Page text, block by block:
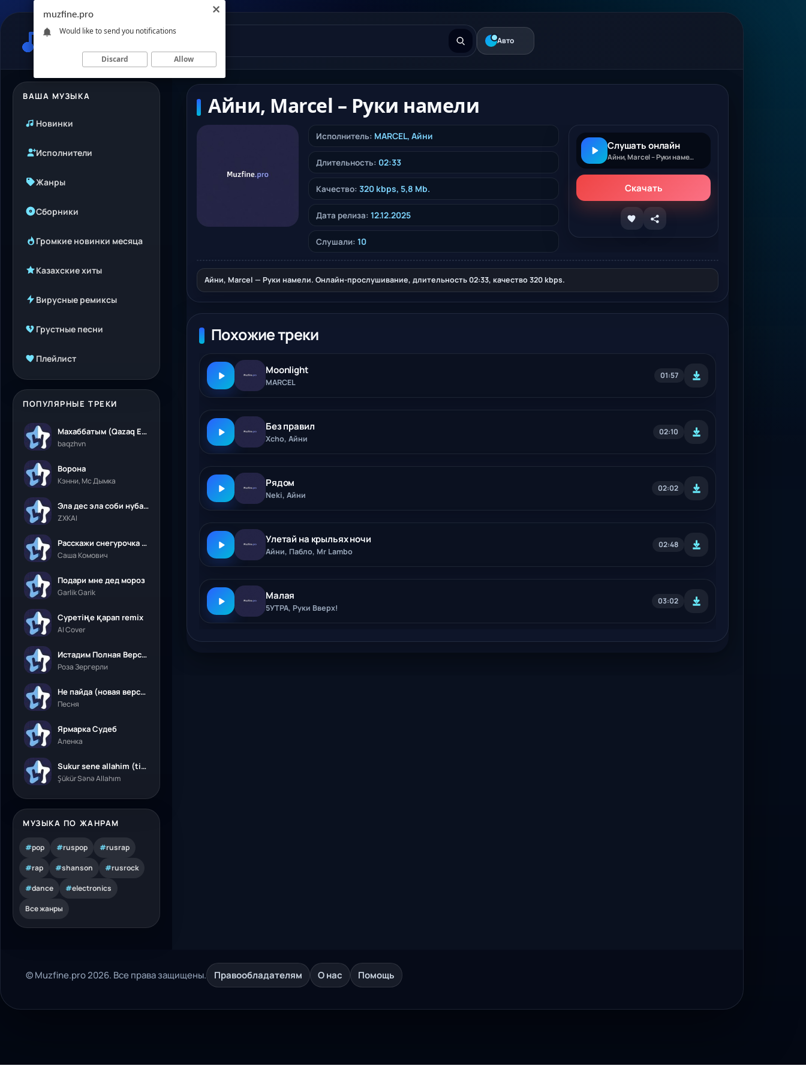
Авто
ВАША МУЗЫКА
Новинки
Исполнители
Жанры
Сборники
Громкие новинки месяца
Казахские хиты
Вирусные ремиксы
Грустные песни
Плейлист
ПОПУЛЯРНЫЕ ТРЕКИ
Махаббатым (Qazaq Edition)
baqzhvn
Ворона
Кэнни, Мс Дымка
Эла дес эла соби нубалеприсон
ZXKAI
Расскажи снегурочка где была
Саша Комович
Подари мне дед мороз
Garlik Garik
Суретіңе қарап remix
AI Cover
Истадим Полная Версия
Роза Зергерли
Не пайда (новая версия)
Песня
Ярмарка Судеб
Аленка
Sukur sene allahim (tik tok)
Şükür Sənə Allahım
МУЗЫКА ПО ЖАНРАМ
#pop #ruspop #rusrap
#rap #shanson #rusrock
#dance #electronics
Все жанры
Айни, Marcel – Руки намели
Исполнитель: MARCEL, Айни
Длительность: 02:33
Качество: 320 kbps, 5,8 Mb.
Дата релиза: 12.12.2025
Слушали: 10
Слушать онлайн
Айни, Marcel – Руки намели
Скачать
Айни, Marcel — Руки намели. Онлайн-прослушивание, длительность 02:33, качество 320 kbps.
Похожие треки
Moonlight
MARCEL
01:57
Без правил
Xcho, Айни
02:10
Рядом
Neki, Айни
02:02
Улетай на крыльях ночи
Айни, Пабло, Mr Lambo
02:48
Малая
5УТРА, Руки Вверх!
03:02
© Muzfine.pro 2026. Все права защищены. Правообладателям О нас Помощь
muzfine.pro
Would like to send you notifications
Discard Allow